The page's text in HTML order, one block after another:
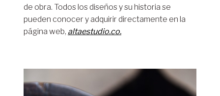
de obra. Todos los diseños y su historia se
pueden conocer y adquirir directamente en la
página web, altaestudio.co.